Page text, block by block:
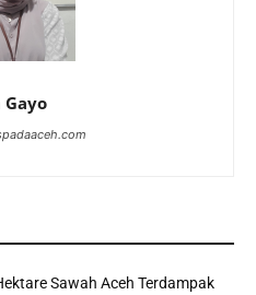
Gayo
Sawah Aceh Terdampak